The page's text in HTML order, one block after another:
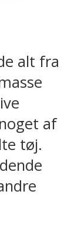
alt fra
af
tøj.